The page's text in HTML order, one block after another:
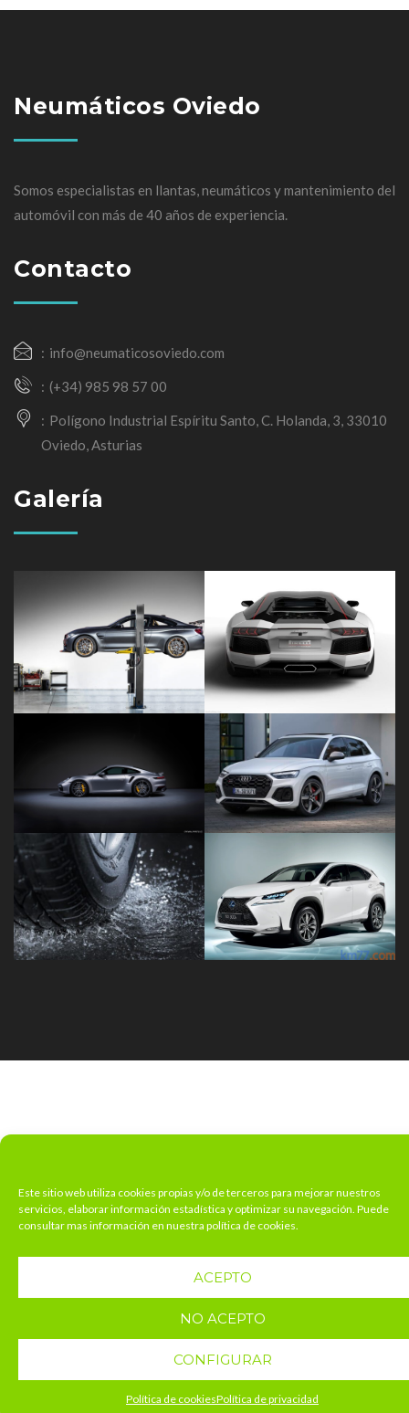
Este sitio web utiliza cookies propias y/o de terceros para mejorar nuestros
servicios, elaborar información estadística y optimizar su navegación. Puede
consultar mas información en nuestra política de cookies.
ACEPTO
NO ACEPTO
CONFIGURAR
Política de cookiesPolítica de privacidad
Neumáticos Oviedo
Somos especialistas en llantas, neumáticos y mantenimiento del
automóvil con más de 40 años de experiencia.
Contacto
info@neumaticosoviedo.com
(+34) 985 98 57 00
Polígono Industrial Espíritu Santo, C. Holanda, 3, 33010
Oviedo, Asturias
Galería